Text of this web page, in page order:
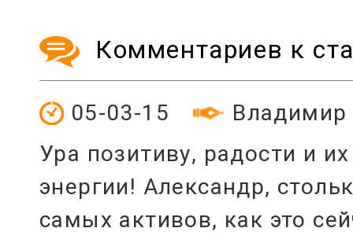
Комментариев к
Владимир
05-03-15
Ура позитиву, радости и
энергии! Александр,
самых активов, как это